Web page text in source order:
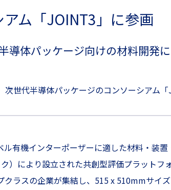
ム「JOINT3」に参画
導体パッケージ向けの材料開発
世代半導体パッケージのコンソーシアム「
有機インターポーザーに適した材料・装
により設立された共創型評価プラットフォ
ラスの企業が集結し、515 x 510mmサイ